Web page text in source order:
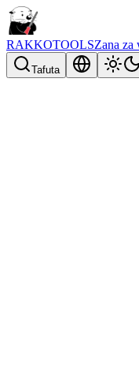
RAKKOTOOLSZana za
Tafuta